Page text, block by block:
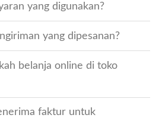
yang digunakan?
yang dipesanan?
belanja online di toko
faktur untuk